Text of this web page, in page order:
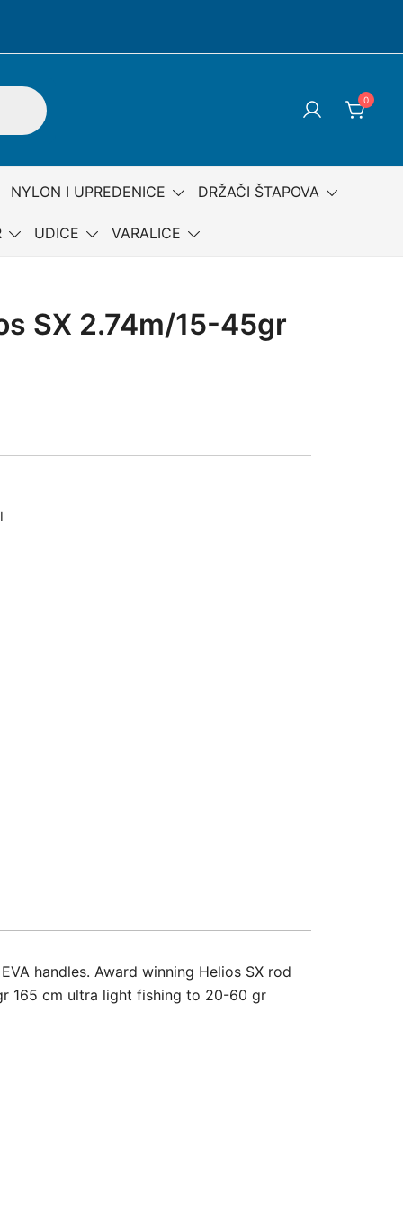
0
NYLON I UPREDENICE DRŽAČI ŠTAPOVA
UDICE VARALICE
SX 2.74m/15-45gr
handles. Award winning Helios SX rod
165 cm ultra light fishing to 20-60 gr